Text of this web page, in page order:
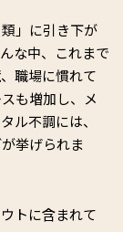
」に引き下が
な中、これまで
職場に慣れて
も増加し、メ
ル不調には、
挙げられま
トに含まれて